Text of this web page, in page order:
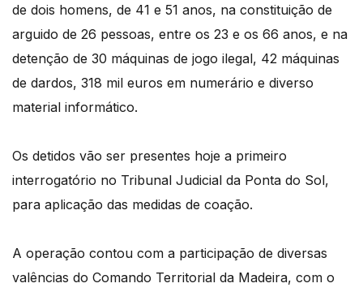
de dois homens, de 41 e 51 anos, na constituição de
arguido de 26 pessoas, entre os 23 e os 66 anos, e na
detenção de 30 máquinas de jogo ilegal, 42 máquinas
de dardos, 318 mil euros em numerário e diverso
material informático.
Os detidos vão ser presentes hoje a primeiro
interrogatório no Tribunal Judicial da Ponta do Sol,
para aplicação das medidas de coação.
A operação contou com a participação de diversas
valências do Comando Territorial da Madeira, com o